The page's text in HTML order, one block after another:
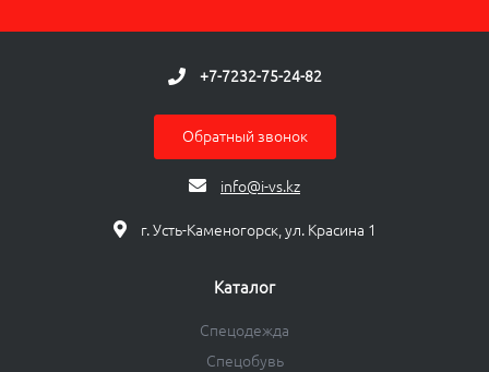
+7-7232-75-24-82
Обратный звонок
info@i-vs.kz
г. Усть-Каменогорск, ул. Красина 1
Каталог
Спецодежда
Спецобувь